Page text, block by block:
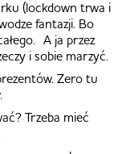
(lockdown trwa i
fantazji. Bo
A ja przez
i sobie marzyć.
Zero tu
Trzeba mieć